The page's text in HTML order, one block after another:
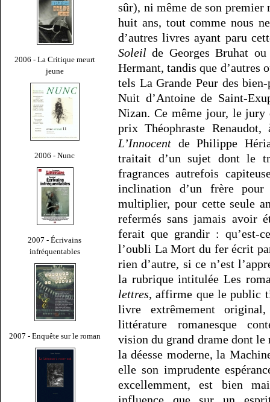
2006 - La Critique meurt
jeune
2006 - Nunc
2007 - Écrivains
infréquentables
2007 - Enquête sur le roman
sûr), ni même de son
huit ans, tout comme nous
d’autres livres ayant paru
Soleil de Georges Bruhat
Hermant, tandis que d’autres
tels La Grande Peur des
Nuit d’Antoine de Saint-
Nizan. Ce même jour, le
prix Théophraste
L’Innocent de Philippe
traitait d’un sujet dont le
fragrances autrefois
inclination d’un frère
multiplier, pour cette seule
refermés sans jamais avoir
ferait que grandir : qu’est-
l’oubli La Mort du fer écrit
rien d’autre, si ce n’est
la rubrique intitulée Les
lettres, affirme que le public
livre extrêmement
littérature romanesque
vision du grand drame dont
la déesse moderne, la
elle son imprudente
excellemment, est bien